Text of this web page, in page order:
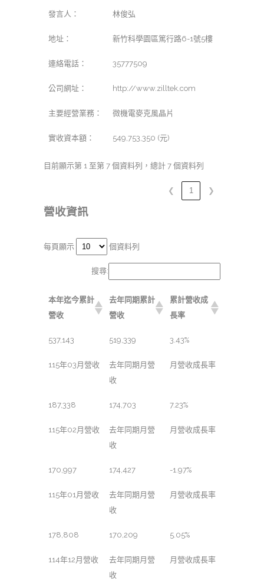
發言人： 林俊弘
地址： 新竹科學園區篤行路6-1號5樓
連絡電話： 35777509
公司網址： http://www.zilltek.com
主要經營業務： 微機電麥克風晶片
實收資本額： 549,753,350 (元)
目前顯示第 1 至第 7 個資料列，總計 7 個資料列
❮ 1 ❯
營收資訊
每頁顯示 個資料列
搜尋:
本年迄今累計
營收
去年同期累計
營收
累計營收成
長率
537,143 519,339 3.43%
115年03月營收
去年同期月營
收
月營收成長率
187,338 174,703 7.23%
115年02月營收
去年同期月營
收
月營收成長率
170,997 174,427 -1.97%
115年01月營收
去年同期月營
收
月營收成長率
178,808 170,209 5.05%
114年12月營收
去年同期月營
收
月營收成長率